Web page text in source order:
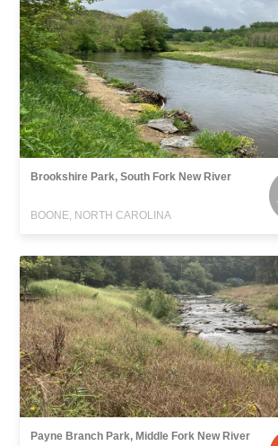
Brookshire Park, South Fork New River
BOONE, NORTH CAROLINA
Payne Branch Park, Middle Fork New River